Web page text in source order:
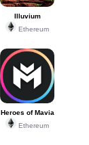
Illuvium
Ethereum
Heroes of Mavia
Ethereum